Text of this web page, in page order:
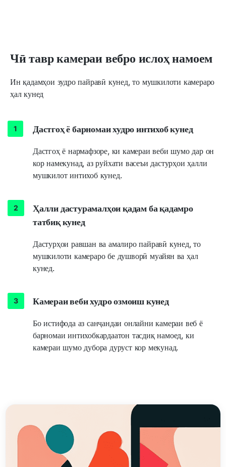
Чӣ тавр камераи вебро ислоҳ намоем
Ин қадамҳои зудро пайравӣ кунед, то мушкилоти камераро
ҳал кунед
Дастгоҳ ё барномаи худро интихоб кунед
Дастгоҳ ё нармафзоре, ки камераи веби шумо дар он
кор намекунад, аз руйхати васеъи дастурҳои ҳалли
мушкилот интихоб кунед.
Ҳалли дастурамалҳои қадам ба қадамро
татбиқ кунед
Дастурҳои равшан ва амалиро пайравӣ кунед, то
мушкилоти камераро бе душворӣ муайян ва ҳал
кунед.
Камераи веби худро озмоиш кунед
Бо истифода аз санҷандаи онлайни камераи веб ё
барномаи интихобкардаатон тасдиқ намоед, ки
камераи шумо дубора дуруст кор мекунад.